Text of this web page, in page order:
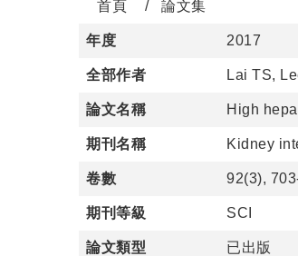
首頁 論文集
年度 2017
全部作者 Lai TS,
論文名稱 High
期刊名稱 Kidney
卷數 92(3),
期刊等級 SCI
論文類型 已出版